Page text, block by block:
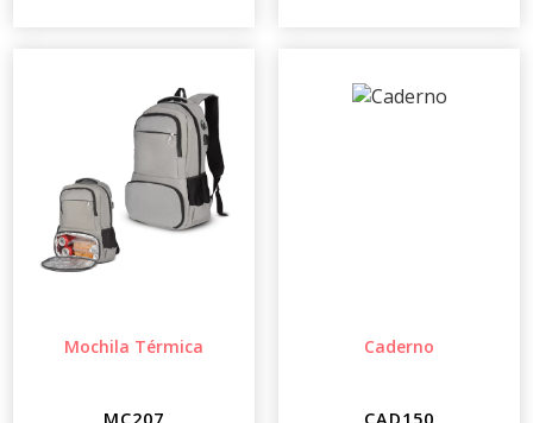
Mochila Térmica Caderno